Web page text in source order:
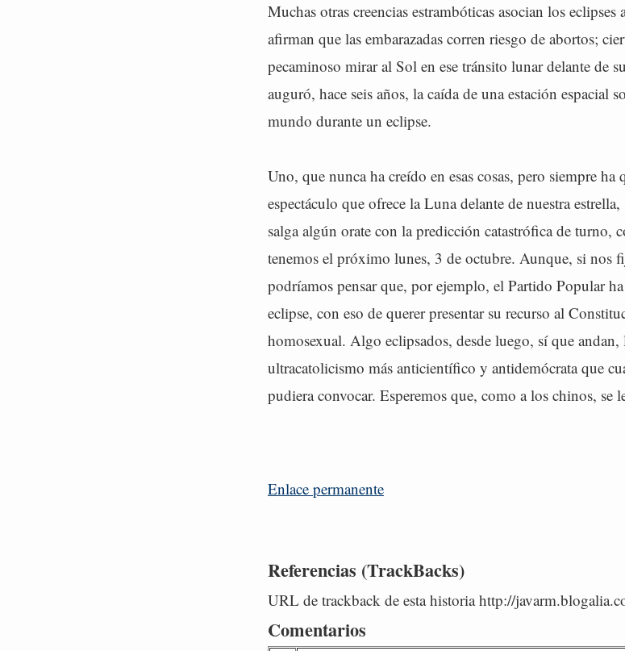
Muchas otras creencias estrambóticas asocian los eclipses
afirman que las embarazadas corren riesgo de abortos;
pecaminoso mirar al Sol en ese tránsito lunar delante de
auguró, hace seis años, la caída de una estación espacial
mundo durante un eclipse.
Uno, que nunca ha creído en esas cosas, pero siempre
espectáculo que ofrece la Luna delante de nuestra
salga algún orate con la predicción catastrófica de turno,
tenemos el próximo lunes, 3 de octubre. Aunque, si nos
podríamos pensar que, por ejemplo, el Partido Popular
eclipse, con eso de querer presentar su recurso al
homosexual. Algo eclipsados, desde luego, sí que
ultracatolicismo más anticientífico y antidemócrata que
pudiera convocar. Esperemos que, como a los chinos, se
Enlace permanente
Referencias (TrackBacks)
URL de trackback de esta historia http://
Comentarios